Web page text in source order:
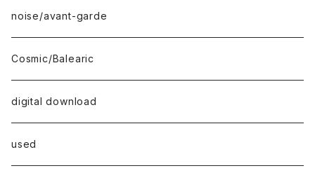
noise/avant-garde
Cosmic/Balearic
digital download
used